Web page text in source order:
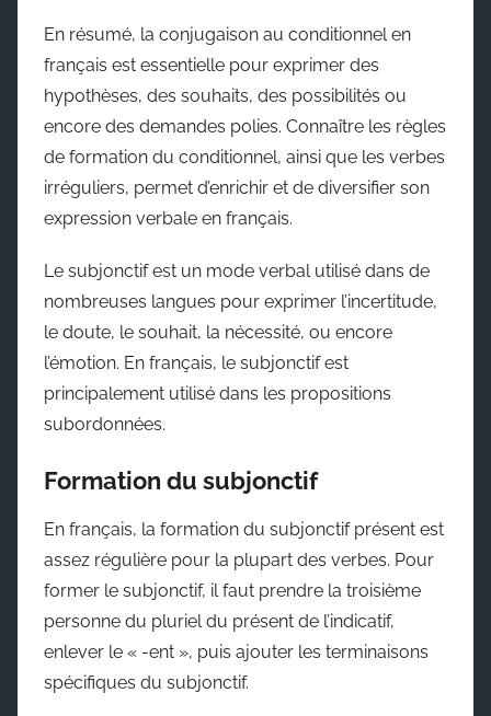
En résumé, la conjugaison au conditionnel en
français est essentielle pour exprimer des
hypothèses, des souhaits, des possibilités ou
encore des demandes polies. Connaître les règles
de formation du conditionnel, ainsi que les verbes
irréguliers, permet d’enrichir et de diversifier son
expression verbale en français.
Le subjonctif est un mode verbal utilisé dans de
nombreuses langues pour exprimer l’incertitude,
le doute, le souhait, la nécessité, ou encore
l’émotion. En français, le subjonctif est
principalement utilisé dans les propositions
subordonnées.
Formation du subjonctif
En français, la formation du subjonctif présent est
assez régulière pour la plupart des verbes. Pour
former le subjonctif, il faut prendre la troisième
personne du pluriel du présent de l’indicatif,
enlever le « -ent », puis ajouter les terminaisons
spécifiques du subjonctif.